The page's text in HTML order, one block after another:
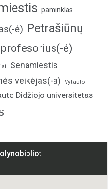
paminklas
ė) Petrašiūnų
profesorius(-ė)
Senamiestis
veikėjas(-a) Vytauto
Didžiojo universitetas